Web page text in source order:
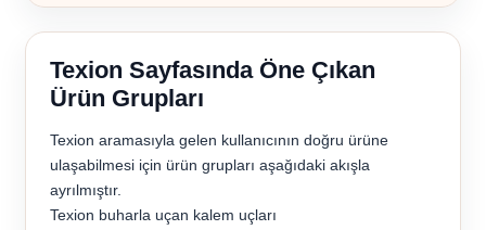
Texion Sayfasında Öne Çıkan
Ürün Grupları
Texion aramasıyla gelen kullanıcının doğru ürüne
ulaşabilmesi için ürün grupları aşağıdaki akışla
ayrılmıştır.
Texion buharla uçan kalem uçları